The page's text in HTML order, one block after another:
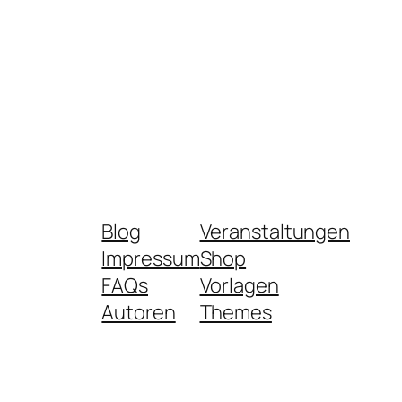
Blog
Impressum
FAQs
Autoren
Veranstaltungen
Shop
Vorlagen
Themes